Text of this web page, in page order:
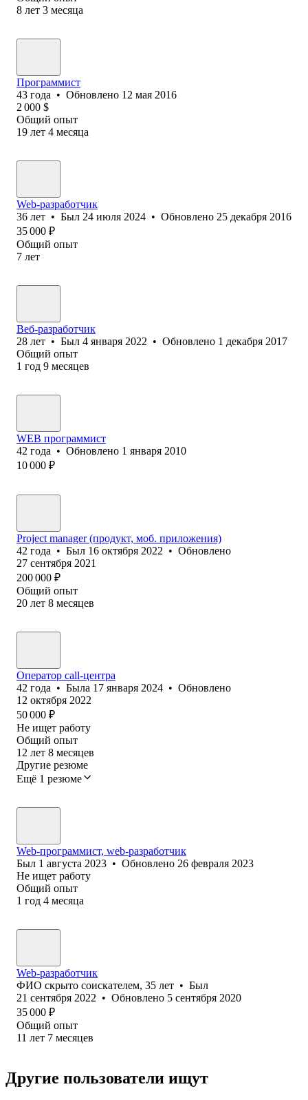
8 лет 3 месяца
Программист
43 года • Обновлено 12 мая 2016
2 000 $
Общий опыт
19 лет 4 месяца
Web-разработчик
36 лет • Был 24 июля 2024 • Обновлено 25 декабря 2016
35 000 ₽
Общий опыт
7 лет
Веб-разработчик
28 лет • Был 4 января 2022 • Обновлено 1 декабря 2017
Общий опыт
1 год 9 месяцев
WEB программист
42 года • Обновлено 1 января 2010
10 000 ₽
Project manager (продукт, моб. приложения)
42 года • Был 16 октября 2022 • Обновлено
27 сентября 2021
200 000 ₽
Общий опыт
20 лет 8 месяцев
Оператор call-центра
42 года • Была 17 января 2024 • Обновлено
12 октября 2022
50 000 ₽
Не ищет работу
Общий опыт
12 лет 8 месяцев
Другие резюме
Ещё 1 резюме
Web-программист, web-разработчик
Был 1 августа 2023 • Обновлено 26 февраля 2023
Не ищет работу
Общий опыт
1 год 4 месяца
Web-разработчик
ФИО скрыто соискателем, 35 лет • Был
21 сентября 2022 • Обновлено 5 сентября 2020
35 000 ₽
Общий опыт
11 лет 7 месяцев
Другие пользователи ищут